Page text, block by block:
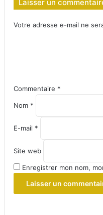
Laisser un
Votre adresse e-mail ne
Commentaire *
Nom *
E-mail *
Site web
Enregistrer mon nom,